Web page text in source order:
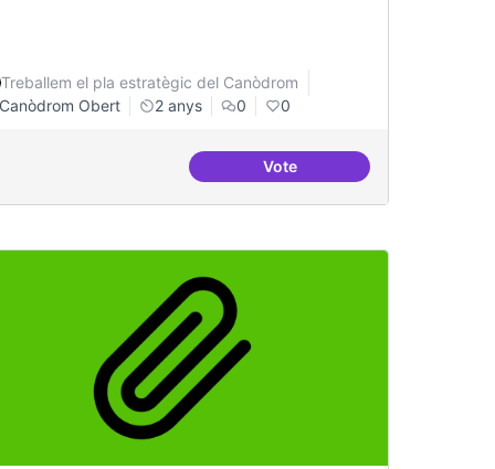
específiques
Treballem el pla estratègic del Canòdrom
Canòdrom Obert
2 anys 0 0
VoteBar obert i dinamitzat